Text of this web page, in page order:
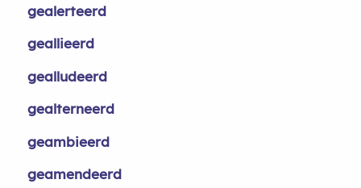
gealerteerd
geallieerd
gealludeerd
gealterneerd
geambieerd
geamendeerd